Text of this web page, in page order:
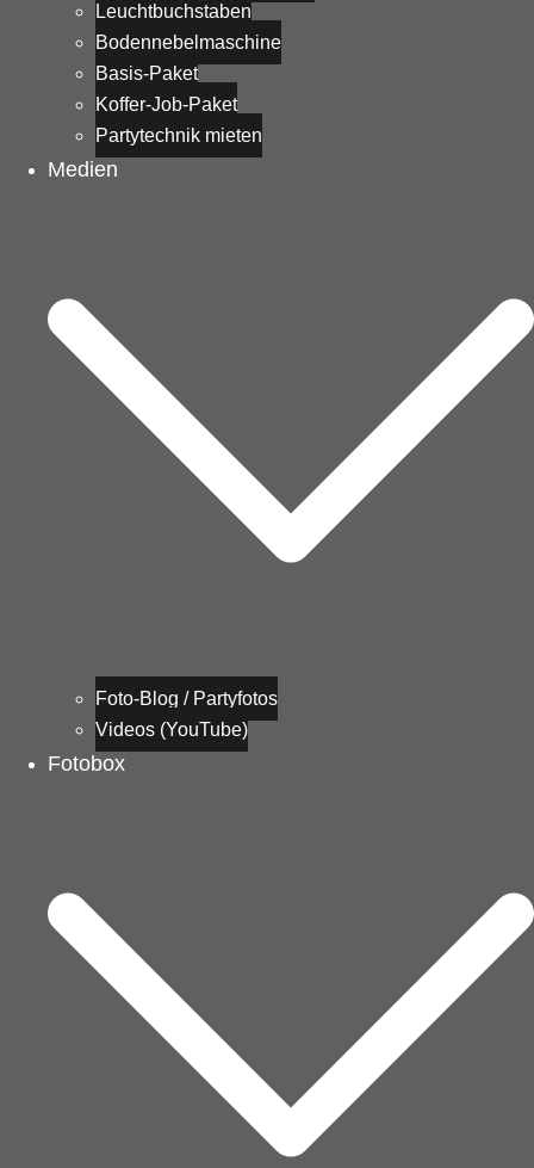
Leuchtbuchstaben
Bodennebelmaschine
Basis-Paket
Koffer-Job-Paket
Partytechnik mieten
Medien
Foto-Blog / Partyfotos
Videos (YouTube)
Fotobox